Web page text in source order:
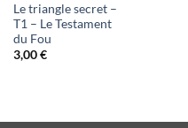
Le triangle secret –
T1 – Le Testament
du Fou
3,00€